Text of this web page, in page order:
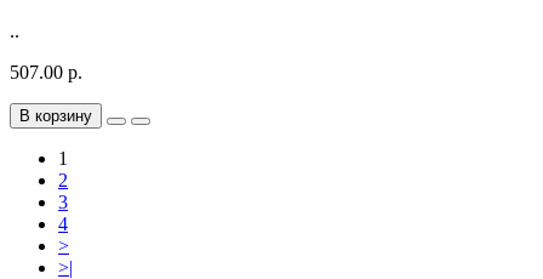
..
507.00 р.
В корзину
1
2
3
4
>
>|